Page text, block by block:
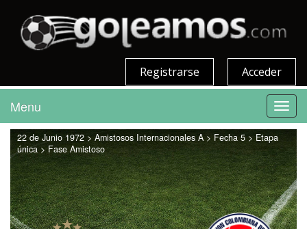
Acceder
Registrarse
Menu
22 de Junio 1972 > Amistosos Internacionales A > Fecha 5 > Etapa
única > Fase Amistoso